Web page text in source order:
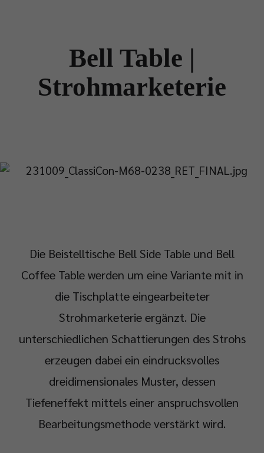
Bell Table |
Strohmarketerie
Die Beistelltische Bell Side Table und Bell
Coffee Table werden um eine Variante mit in
die Tischplatte eingearbeiteter
Strohmarketerie ergänzt. Die
unterschiedlichen Schattierungen des Strohs
erzeugen dabei ein eindrucksvolles
dreidimensionales Muster, dessen
Tiefeneffekt mittels einer anspruchsvollen
Bearbeitungsmethode verstärkt wird.